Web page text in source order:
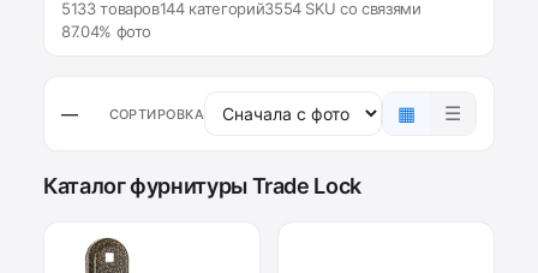
5133 товаров144 категорий3554 SKU со связями
87.04% фото
— СОРТИРОВКА ▦ ☰
Каталог фурнитуры Trade Lock